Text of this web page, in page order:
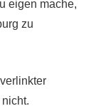
eigen mache,
zu